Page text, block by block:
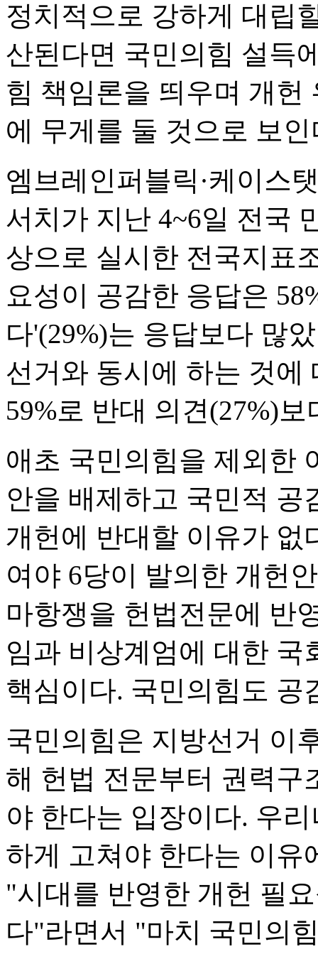
정치적으로 강하게 대립
산된다면 국민의힘 설득
힘 책임론을 띄우며 개헌
에 무게를 둘 것으로 보인
엠브레인퍼블릭·케이스
서치가 지난 4~6일 전국
상으로 실시한 전국지표
요성이 공감한 응답은
다'(29%)는 응답보다 많
선거와 동시에 하는 것에
59%로 반대 의견(27%)보
애초 국민의힘을 제외한
안을 배제하고 국민적
개헌에 반대할 이유가 없
여야 6당이 발의한 개헌
마항쟁을 헌법전문에 반
임과 비상계엄에 대한 국
핵심이다. 국민의힘도 공
국민의힘은 지방선거 이
해 헌법 전문부터 권력구
야 한다는 입장이다. 우
하게 고쳐야 한다는 이유
"시대를 반영한 개헌 필
다"라면서 "마치 국민의